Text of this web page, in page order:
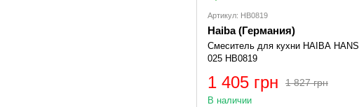
Артикул: HB0819
Haiba (Германия)
Смеситель для кухни HAIBA HANS
025 HB0819
1 827 грн
1 405 грн
В наличии